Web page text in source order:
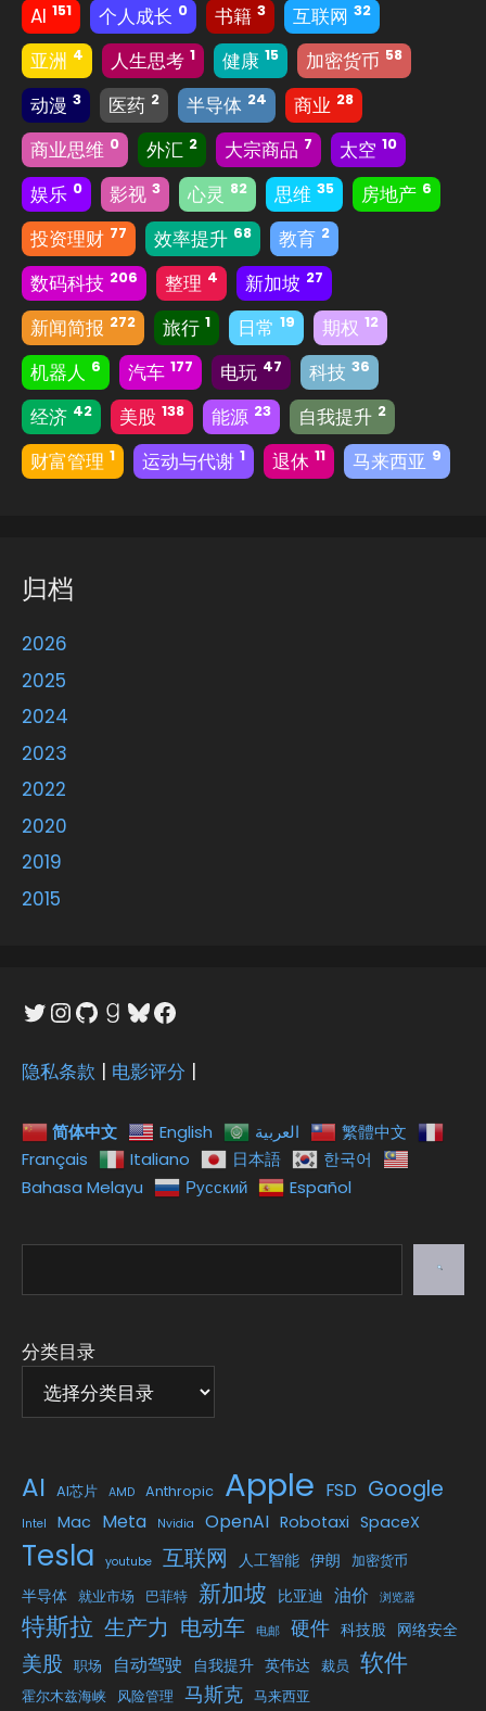
AI 151 个人成长 0 书籍 3 互联网 32
亚洲 4 人生思考 1 健康 15 加密货币 58
动漫 3 医药 2 半导体 24 商业 28
商业思维 0 外汇 2 大宗商品 7 太空 10
娱乐 0 影视 3 心灵 82 思维 35 房地产 6
投资理财 77 效率提升 68 教育 2
数码科技 206 整理 4 新加坡 27
新闻简报 272 旅行 1 日常 19 期权 12
机器人 6 汽车 177 电玩 47 科技 36
经济 42 美股 138 能源 23 自我提升 2
财富管理 1 运动与代谢 1 退休 11 马来西亚 9
归档
2026
2025
2024
2023
2022
2020
2019
2015
Twitter
Instagram
GitHub
Goodreads
Bluesky
Facebook
隐私条款 | 电影评分 |
简体中文 English العربية
繁體中文
Français
Italiano 日本語
한국어
Bahasa Melayu
Русский Español
分类目录
AI AI芯片 AMD Anthropic Apple FSD Google
Intel Mac Meta Nvidia OpenAI Robotaxi SpaceX
Tesla youtube 互联网 人工智能 伊朗 加密货币
半导体 就业市场 巴菲特 新加坡 比亚迪 油价 浏览器
特斯拉 生产力 电动车 电邮 硬件 科技股 网络安全
美股 职场 自动驾驶 自我提升 英伟达 裁员 软件
霍尔木兹海峡 风险管理 马斯克 马来西亚